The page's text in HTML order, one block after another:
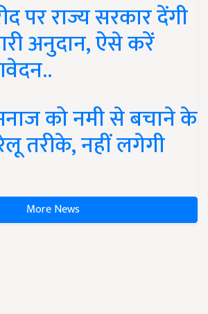
पर राज्य सरकार देंगी
अनुदान, ऐसे करें
को नमी से बचाने के
तरीके, नहीं लगेगी
More News